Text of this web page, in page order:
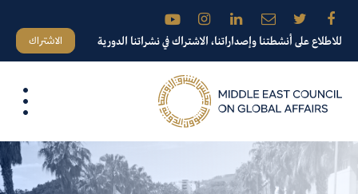
للاطلاع على أنشطتنا وإصداراتنا، الاشتراك في نشراتنا الدورية الاشتراك